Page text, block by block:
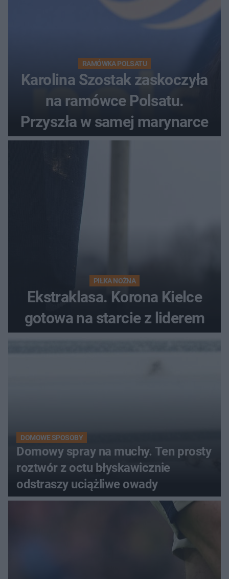
RAMÓWKA POLSATU
Karolina Szostak zaskoczyła
na ramówce Polsatu.
Przyszła w samej marynarce
PIŁKA NOŻNA
Ekstraklasa. Korona Kielce
gotowa na starcie z liderem
DOMOWE SPOSOBY
Domowy spray na muchy. Ten prosty
roztwór z octu błyskawicznie
odstraszy uciążliwe owady